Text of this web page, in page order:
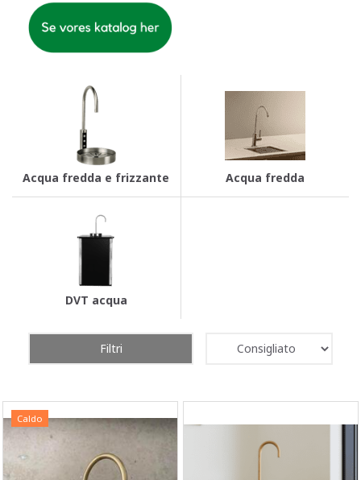
Acqua fredda e frizzante Acqua fredda
DVT acqua
Filtri
Caldo